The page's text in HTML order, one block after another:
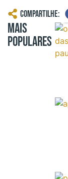
Compartilhe:
Mais
Populares